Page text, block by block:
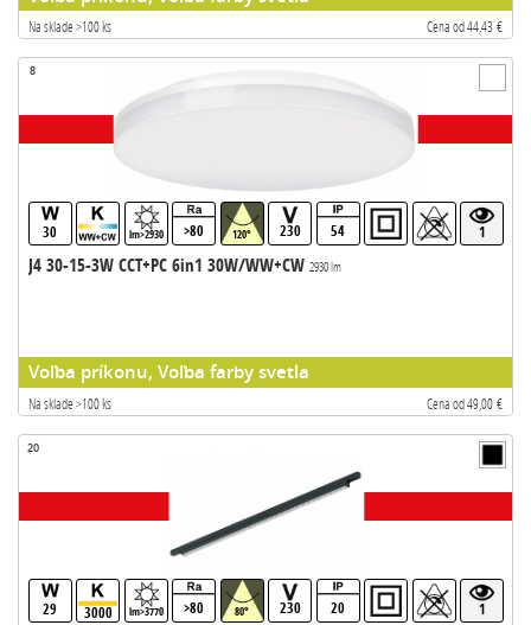
Na sklade >100 ks Cena od 44,43 €
8
30 lm>2930 >80 120° 230 54 1
J4 30-15-3W CCT+PC 6in1 30W/WW+CW 2930 lm
Voľba príkonu, Voľba farby svetla
Na sklade >100 ks Cena od 49,00 €
20
29 3000 lm>3770 >80 80° 230 20 1